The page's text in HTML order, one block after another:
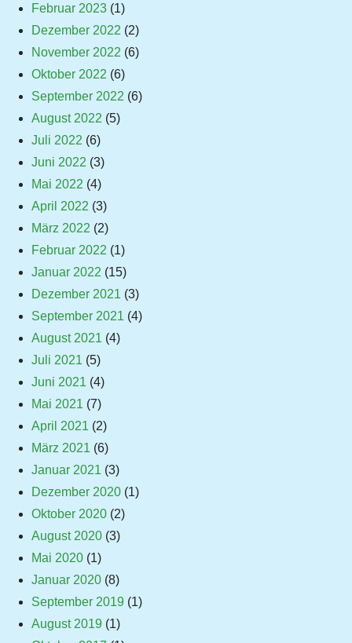
Februar 2023 (1)
Dezember 2022 (2)
November 2022 (6)
Oktober 2022 (6)
September 2022 (6)
August 2022 (5)
Juli 2022 (6)
Juni 2022 (3)
Mai 2022 (4)
April 2022 (3)
März 2022 (2)
Februar 2022 (1)
Januar 2022 (15)
Dezember 2021 (3)
September 2021 (4)
August 2021 (4)
Juli 2021 (5)
Juni 2021 (4)
Mai 2021 (7)
April 2021 (2)
März 2021 (6)
Januar 2021 (3)
Dezember 2020 (1)
Oktober 2020 (2)
August 2020 (3)
Mai 2020 (1)
Januar 2020 (8)
September 2019 (1)
August 2019 (1)